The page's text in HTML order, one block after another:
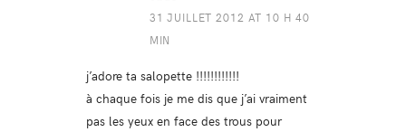
31 JUILLET 2012 AT 10 H 40
MIN
j’adore ta salopette !!!!!!!!!!!!
à chaque fois je me dis que j’ai vraiment
pas les yeux en face des trous pour